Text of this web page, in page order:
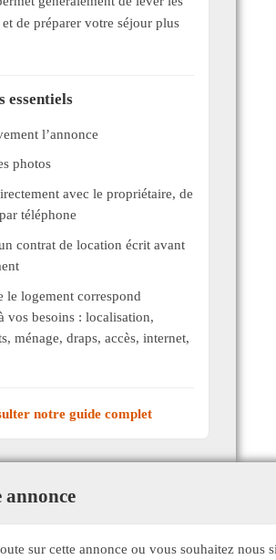
de préparer votre séjour plus
essentiels
l’annonce
photos
avec le propriétaire, de
téléphone
contrat de location écrit avant
le logement correspond
vos besoins : localisation,
ménage, draps, accès, internet,
notre guide complet
annonce
sur cette annonce ou vous souhaitez